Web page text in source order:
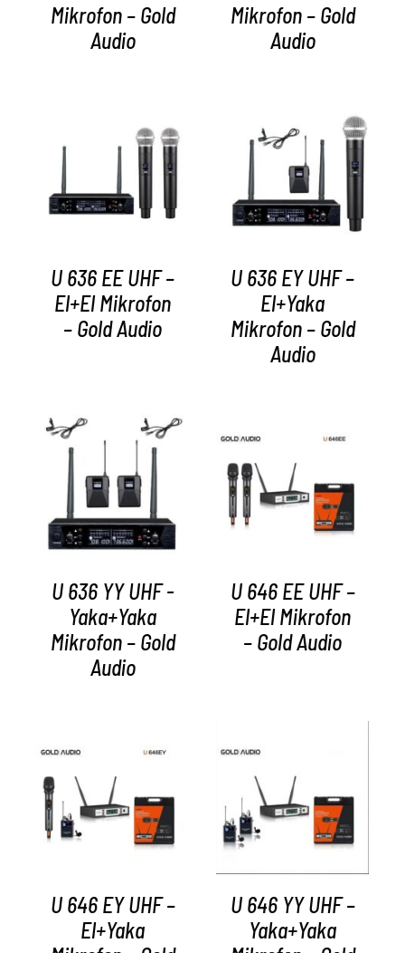
Mikrofon – Gold
Audio
Mikrofon – Gold
Audio
AYRINTILAR
U 636 EE UHF –
El+El Mikrofon
– Gold Audio
AYRINTILAR
U 636 EY UHF –
El+Yaka
Mikrofon – Gold
Audio
AYRINTILAR
U 636 YY UHF -
Yaka+Yaka
Mikrofon – Gold
Audio
AYRINTILAR
U 646 EE UHF –
El+El Mikrofon
– Gold Audio
AYRINTILAR
U 646 EY UHF –
El+Yaka
AYRINTILAR
U 646 YY UHF –
Yaka+Yaka